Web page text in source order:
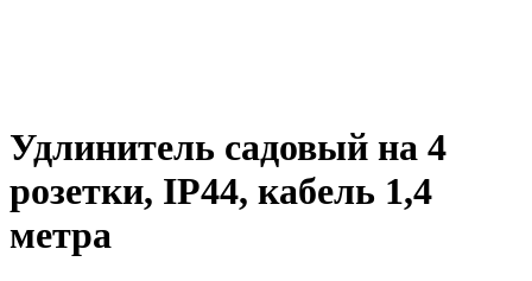
Удлинитель садовый на 4
розетки, IP44, кабель 1,4
метра